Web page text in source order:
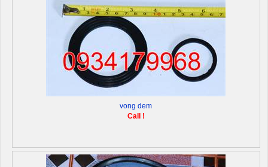
vong dem
Call !